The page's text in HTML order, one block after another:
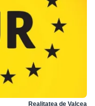
Realitatea de Valcea